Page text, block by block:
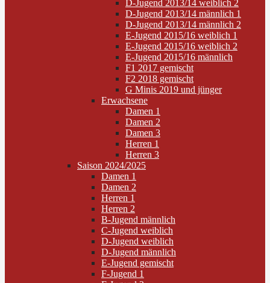
D-Jugend 2013/14 weiblich 2
D-Jugend 2013/14 männlich 1
D-Jugend 2013/14 männlich 2
E-Jugend 2015/16 weiblich 1
E-Jugend 2015/16 weiblich 2
E-Jugend 2015/16 männlich
F1 2017 gemischt
F2 2018 gemischt
G Minis 2019 und jünger
Erwachsene
Damen 1
Damen 2
Damen 3
Herren 1
Herren 3
Saison 2024/2025
Damen 1
Damen 2
Herren 1
Herren 2
B-Jugend männlich
C-Jugend weiblich
D-Jugend weiblich
D-Jugend männlich
E-Jugend gemischt
F-Jugend 1